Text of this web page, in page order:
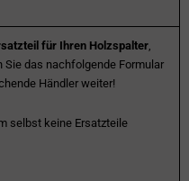
für Ihren Holzspalter,
Sie das nachfolgende Formular
Händler weiter!
selbst keine Ersatzteile